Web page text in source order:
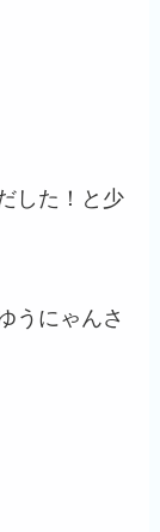
した！と少
うにゃんさ